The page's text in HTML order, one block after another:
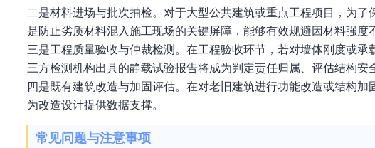
二是材料进场与批次抽检。对于大型公共建筑或重点工程项目，为
是防止劣质材料混入施工现场的关键屏障，能够有效规避因材料强度
三是工程质量验收与仲裁检测。在工程验收环节，若对墙体刚度或
三方检测机构出具的静载试验报告将成为判定责任归属、评估结构安
四是既有建筑改造与加固评估。在对老旧建筑进行功能改造或结构
为改造设计提供数据支撑。
常见问题与注意事项